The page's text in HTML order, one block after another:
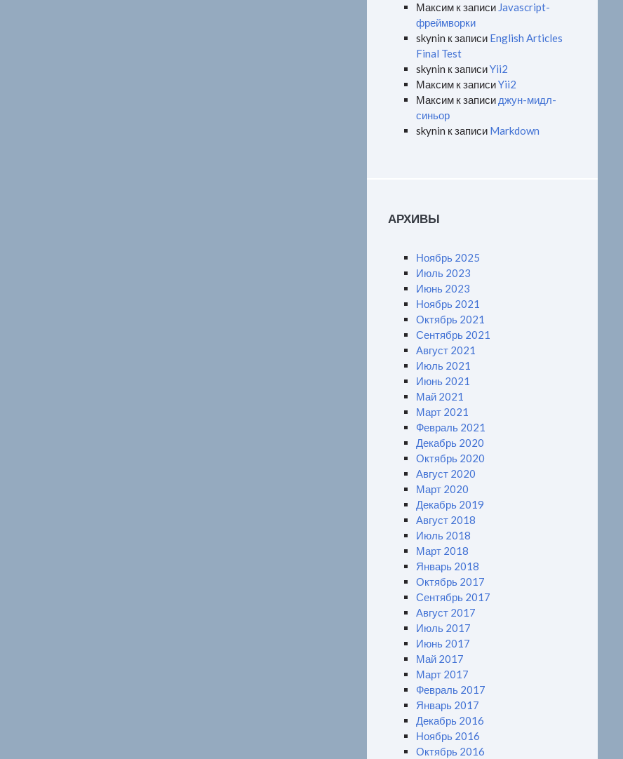
Максимк записи Javascript-
фреймворки
skynin к записи English Articles
Final Test
skynin к записиYii2
Максимк записиYii2
Максимк записи джун-мидл-
синьор
skynin к записи Markdown
АРХИВЫ
Ноябрь 2025
Июль 2023
Июнь 2023
Ноябрь 2021
Октябрь 2021
Сентябрь 2021
Август 2021
Июль 2021
Июнь 2021
Май 2021
Март 2021
Февраль 2021
Декабрь 2020
Октябрь 2020
Август 2020
Март 2020
Декабрь 2019
Август 2018
Июль 2018
Март 2018
Январь 2018
Октябрь 2017
Сентябрь 2017
Август 2017
Июль 2017
Июнь 2017
Май 2017
Март 2017
Февраль 2017
Январь 2017
Декабрь 2016
Ноябрь 2016
Октябрь 2016